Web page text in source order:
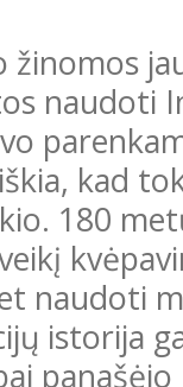
žinomos
naudoti
kad
180
naudoti
istorija